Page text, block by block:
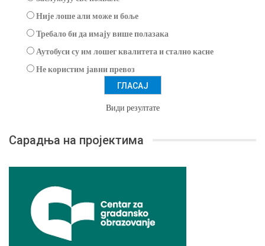
Није лоше али може и боље
Требало би да имају више полазака
Аутобуси су им лошег квалитета и стално касне
Не користим јавни превоз
Види резултате
Сарадња на пројектима